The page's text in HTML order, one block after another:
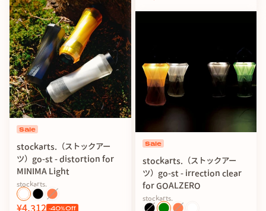
Sale
stockarts.（ストックアー
ツ）go-st - distortion for
MINIMA Light
stockarts.
¥4,312 -40%Off
Sale
stockarts.（ストックアー
ツ）go-st - irrection clear
for GOALZERO
stockarts.